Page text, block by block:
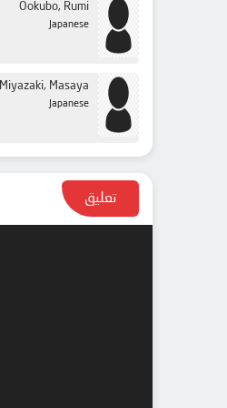
Ookubo, Rumi
Japanese
Miyazaki, Masaya
Japanese
تعليق